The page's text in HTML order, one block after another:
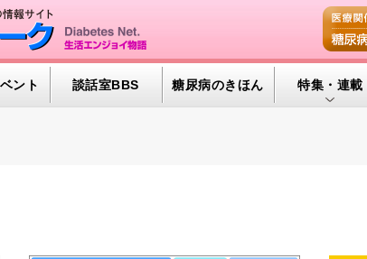
ント 談話室BBS 糖尿病のきほん 特集・連載